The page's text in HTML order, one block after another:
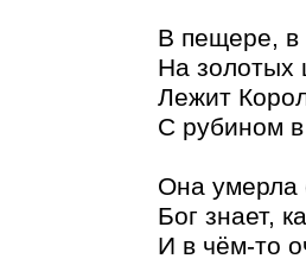
В пещере, в
На золотых
Лежит
С рубином
Она умерла
Бог знает,
И в чём-то